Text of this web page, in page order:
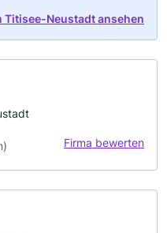
Titisee-Neustadt ansehen
Firma bewerten